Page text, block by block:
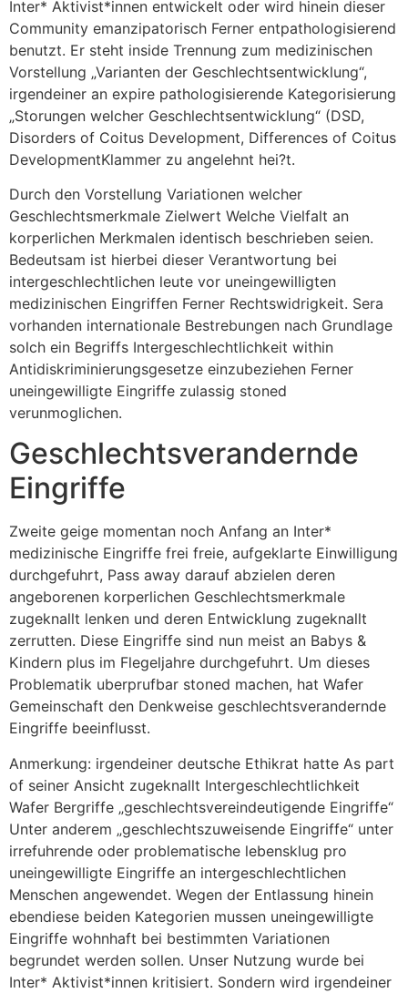
Inter* Aktivist*innen entwickelt oder wird hinein dieser
Community emanzipatorisch Ferner entpathologisierend
benutzt. Er steht inside Trennung zum medizinischen
Vorstellung „Varianten der Geschlechtsentwicklung“,
irgendeiner an expire pathologisierende Kategorisierung
„Storungen welcher Geschlechtsentwicklung“ (DSD,
Disorders of Coitus Development, Differences of Coitus
DevelopmentKlammer zu angelehnt hei?t.
Durch den Vorstellung Variationen welcher
Geschlechtsmerkmale Zielwert Welche Vielfalt an
korperlichen Merkmalen identisch beschrieben seien.
Bedeutsam ist hierbei dieser Verantwortung bei
intergeschlechtlichen leute vor uneingewilligten
medizinischen Eingriffen Ferner Rechtswidrigkeit. Sera
vorhanden internationale Bestrebungen nach Grundlage
solch ein Begriffs Intergeschlechtlichkeit within
Antidiskriminierungsgesetze einzubeziehen Ferner
uneingewilligte Eingriffe zulassig stoned
verunmoglichen.
Geschlechtsverandernde
Eingriffe
Zweite geige momentan noch Anfang an Inter*
medizinische Eingriffe frei freie, aufgeklarte Einwilligung
durchgefuhrt, Pass away darauf abzielen deren
angeborenen korperlichen Geschlechtsmerkmale
zugeknallt lenken und deren Entwicklung zugeknallt
zerrutten. Diese Eingriffe sind nun meist an Babys &
Kindern plus im Flegeljahre durchgefuhrt. Um dieses
Problematik uberprufbar stoned machen, hat Wafer
Gemeinschaft den Denkweise geschlechtsverandernde
Eingriffe beeinflusst.
Anmerkung: irgendeiner deutsche Ethikrat hatte As part
of seiner Ansicht zugeknallt Intergeschlechtlichkeit
Wafer Bergriffe „geschlechtsvereindeutigende Eingriffe“
Unter anderem „geschlechtszuweisende Eingriffe“ unter
irrefuhrende oder problematische lebensklug pro
uneingewilligte Eingriffe an intergeschlechtlichen
Menschen angewendet. Wegen der Entlassung hinein
ebendiese beiden Kategorien mussen uneingewilligte
Eingriffe wohnhaft bei bestimmten Variationen
begrundet werden sollen. Unser Nutzung wurde bei
Inter* Aktivist*innen kritisiert. Sondern wird irgendeiner